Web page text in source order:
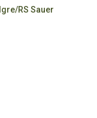
RS Sauer